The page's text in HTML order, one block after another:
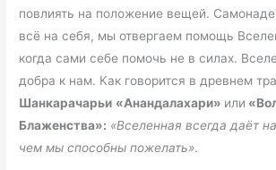
повлиять на положение вещей.
всё на себя, мы отвергаем помощь
когда сами себе помочь не в силах.
добра к нам. Как говорится в древнем
Шанкарачарьи «Анандалахари» или
Блаженства»: «Вселенная всегда даёт
чем мы способны пожелать».